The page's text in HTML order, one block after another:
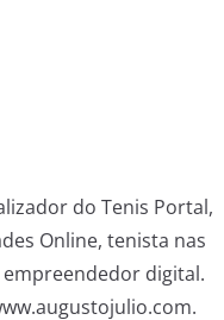
do Tenis Portal,
Online, tenista nas
digital.